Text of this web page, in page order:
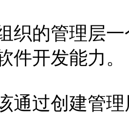
织的管理层
件开发能力。
通过创建管